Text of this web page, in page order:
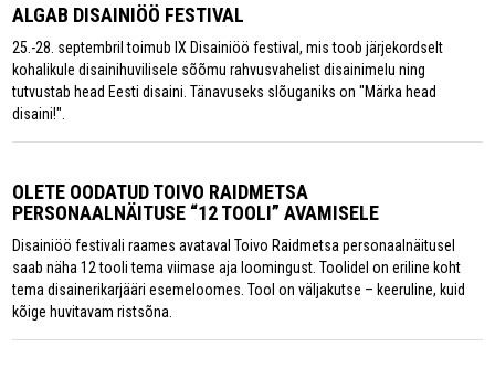
ALGAB DISAINIÖÖ FESTIVAL
25.-28. septembril toimub IX Disainiöö festival, mis toob järjekordselt
kohalikule disainihuvilisele sõõmu rahvusvahelist disainimelu ning
tutvustab head Eesti disaini. Tänavuseks slõuganiks on "Märka head
disaini!".
OLETE OODATUD TOIVO RAIDMETSA
PERSONAALNÄITUSE “12 TOOLI” AVAMISELE
Disainiöö festivali raames avataval Toivo Raidmetsa personaalnäitusel
saab näha 12 tooli tema viimase aja loomingust. Toolidel on eriline koht
tema disainerikarjääri esemeloomes. Tool on väljakutse – keeruline, kuid
kõige huvitavam ristsõna.